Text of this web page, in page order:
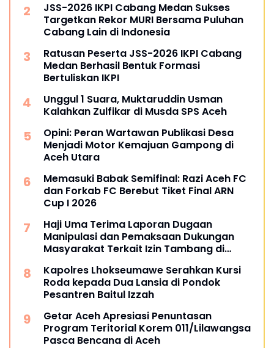
JSS-2026 IKPI Cabang Medan Sukses
Targetkan Rekor MURI Bersama Puluhan
Cabang Lain di Indonesia
Ratusan Peserta JSS-2026 IKPI Cabang
Medan Berhasil Bentuk Formasi
Bertuliskan IKPI
Unggul 1 Suara, Muktaruddin Usman
Kalahkan Zulfikar di Musda SPS Aceh
Opini: Peran Wartawan Publikasi Desa
Menjadi Motor Kemajuan Gampong di
Aceh Utara
Memasuki Babak Semifinal: Razi Aceh FC
dan Forkab FC Berebut Tiket Final ARN
Cup I 2026
Haji Uma Terima Laporan Dugaan
Manipulasi dan Pemaksaan Dukungan
Masyarakat Terkait Izin Tambang di
Kapolres Lhokseumawe Serahkan Kursi
Roda kepada Dua Lansia di Pondok
Pesantren Baitul Izzah
Getar Aceh Apresiasi Penuntasan
Program Teritorial Korem 011/Lilawangsa
Pasca Bencana di Aceh